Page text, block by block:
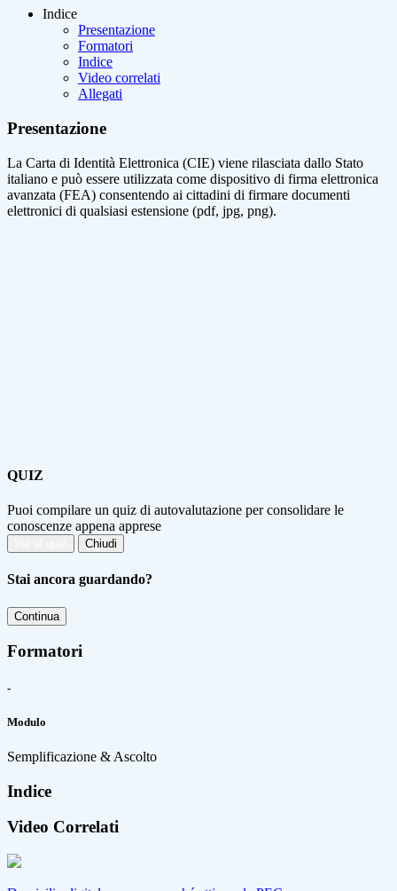
Indice
Presentazione
Formatori
Indice
Video correlati
Allegati
Presentazione
La Carta di Identità Elettronica (CIE) viene rilasciata dallo Stato
italiano e può essere utilizzata come dispositivo di firma elettronica
avanzata (FEA) consentendo ai cittadini di firmare documenti
elettronici di qualsiasi estensione (pdf, jpg, png).
QUIZ
Puoi compilare un quiz di autovalutazione per consolidare le
conoscenze appena apprese
Chiudi
Stai ancora guardando?
Continua
Formatori
-
Modulo
Semplificazione & Ascolto
Indice
Video Correlati